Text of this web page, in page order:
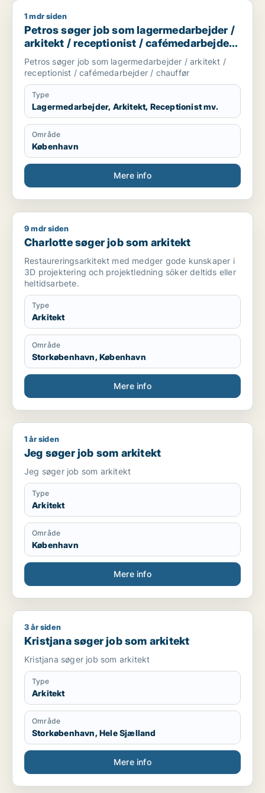
Petros søger job som lagermedarbejder / arkitekt /
1 mdr siden
Petros søger job som lagermedarbejder /
arkitekt / receptionist / cafémedarbejder /
chauffør
Petros søger job som lagermedarbejder / arkitekt /
receptionist / cafémedarbejder / chauffør
Type
Lagermedarbejder, Arkitekt, Receptionist mv.
Område
København
Mere info
Charlotte søger job som arkitekt
9 mdr siden
Charlotte søger job som arkitekt
Restaureringsarkitekt med medger gode kunskaper i
3D projektering och projektledning söker deltids eller
heltidsarbete.
Type
Arkitekt
Område
Storkøbenhavn, København
Mere info
Jeg søger job som arkitekt
1 år siden
Jeg søger job som arkitekt
Jeg søger job som arkitekt
Type
Arkitekt
Område
København
Mere info
Kristjana søger job som arkitekt
3 år siden
Kristjana søger job som arkitekt
Kristjana søger job som arkitekt
Type
Arkitekt
Område
Storkøbenhavn, Hele Sjælland
Mere info